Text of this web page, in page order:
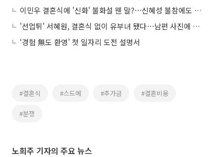
이민우 결혼식에 '신화' 불화설 웬 말?⋯신혜성 불참에도 "감사하다"
'선업튀' 서혜원, 결혼식 없이 유부녀 됐다⋯남편 사진에 변우석 "축하해!"
‘경험 無도 환영’ 첫 일자리 도전 설명서
#결혼식 #스드메 #추가금 #결혼비용
#분쟁
노희주 기자의 주요 뉴스